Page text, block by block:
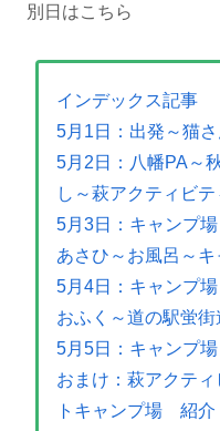
別日はこちら
インデックス記事
5月1日：出発～猫
5月2日：八幡PA～
し～萩アクティビ
5月3日：キャンプ
あさひ～お風呂～
5月4日：キャンプ
おふく～道の駅蛍
5月5日：キャンプ
おまけ：萩アクテ
トキャンプ場 紹介